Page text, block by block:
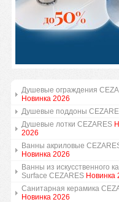
Душевые ограждения
Новинка 2026
Душевые поддоны
Душевые лотки CEZARES
2026
Ванны акриловые
Новинка 2026
Ванны из искусственного
Surface CEZARES Новинка
Санитарная керамика
Новинка 2026